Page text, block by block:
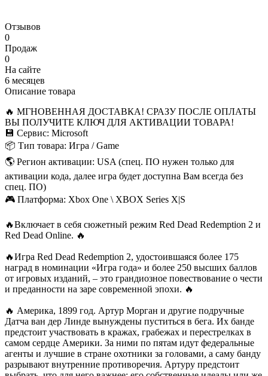
Отзывов
0
Продаж
0
На сайте
6 месяцев
Описание товара
🔥 МГНОВЕННАЯ ДОСТАВКА! СРАЗУ ПОСЛЕ ОПЛАТЫ
ВЫ ПОЛУЧИТЕ КЛЮЧ ДЛЯ АКТИВАЦИИ ТОВАРА!
💾 Сервис: Microsoft
📦 Тип товара: Игра / Game
🌎 Регион активации: USA (спец. ПО нужен только для
активации кода, далее игра будет доступна Вам всегда без
спец. ПО)
🎮 Платформа: Xbox One \ XBOX Series X|S
🔥Включает в себя сюжетный режим Red Dead Redemption 2 и
Red Dead Online. 🔥
🔥Игра Red Dead Redemption 2, удостоившаяся более 175
наград в номинации «Игра года» и более 250 высших баллов
от игровых изданий, – это грандиозное повествование о чести
и преданности на заре современной эпохи. 🔥
🔥 Америка, 1899 год. Артур Морган и другие подручные
Датча ван дер Линде вынуждены пуститься в бега. Их банде
предстоит участвовать в кражах, грабежах и перестрелках в
самом сердце Америки. За ними по пятам идут федеральные
агенты и лучшие в стране охотники за головами, а саму банду
разрывают внутренние противоречия. Артуру предстоит